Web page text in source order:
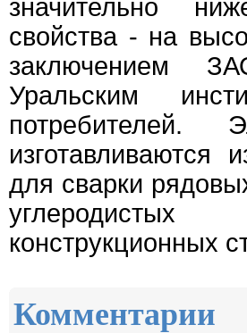
значительно
свойства - на
заключением
Уральским
изготавливаются
для сварки
конструкционных
Комментарии